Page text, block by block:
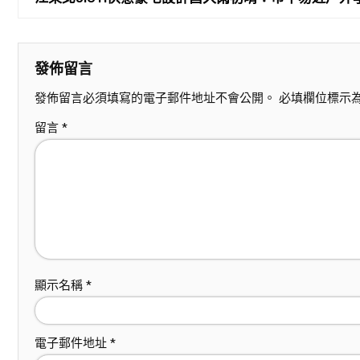
發佈留言
發佈留言必須填寫的電子郵件地址不會公開。 必填欄位標示
留言 *
顯示名稱 *
電子郵件地址 *